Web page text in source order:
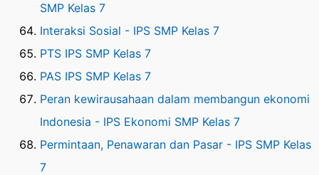
SMP Kelas 7
Interaksi Sosial - IPS SMP Kelas 7
PTS IPS SMP Kelas 7
PAS IPS SMP Kelas 7
Peran kewirausahaan dalam membangun ekonomi
Indonesia - IPS Ekonomi SMP Kelas 7
Permintaan, Penawaran dan Pasar - IPS SMP Kelas
7